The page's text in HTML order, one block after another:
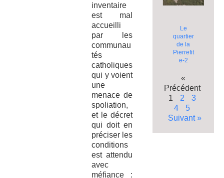
inventaire
est mal
accueilli
par les
communau
tés
catholiques
qui y voient
une
menace de
spoliation,
et le décret
qui doit en
préciser les
conditions
est attendu
avec
méfiance :
Le
quartier
de la
Pierrefit
e-2
«
Précédent
1
2
3
4
5
Suivant »